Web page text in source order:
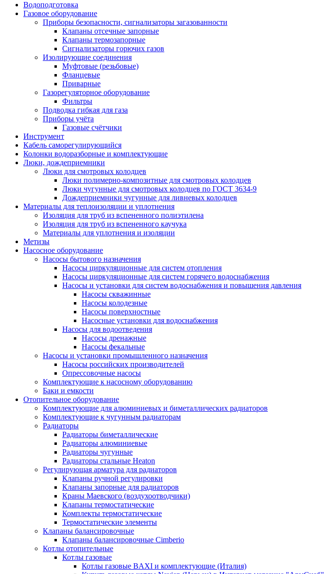
Водоподготовка
Газовое оборудование
Приборы безопасности, сигнализаторы загазованности
Клапаны отсечные запорные
Клапаны термозапорные
Сигнализаторы горючих газов
Изолирующие соединения
Муфтовые (резьбовые)
Фланцевые
Приварные
Газорегуляторное оборудование
Фильтры
Подводка гибкая для газа
Приборы учёта
Газовые счётчики
Инструмент
Кабель саморегулирующийся
Колонки водоразборные и комплектующие
Люки, дождеприемники
Люки для смотровых колодцев
Люки полимерно-композитные для смотровых колодцев
Люки чугунные для смотровых колодцев по ГОСТ 3634-9
Дождеприемники чугунные для ливневых колодцев
Материалы для теплоизоляции и уплотнения
Изоляция для труб из вспененного полиэтилена
Изоляция для труб из вспененного каучука
Материалы для уплотнения и изоляции
Метизы
Насосное оборудование
Насосы бытового назначения
Насосы циркуляционные для систем отопления
Насосы циркуляционные для систем горячего водоснабжения
Насосы и установки для систем водоснабжения и повышения давления
Насосы скважинные
Насосы колодезные
Насосы поверхностные
Насосные установки для водоснабжения
Насосы для водоотведения
Насосы дренажные
Насосы фекальные
Насосы и установки промышленного назначения
Насосы российских производителей
Опрессовочные насосы
Комплектующие к насосному оборудованию
Баки и емкости
Отопительное оборудование
Комплектующие для алюминиевых и биметаллических радиаторов
Комплектующие к чугунным радиаторам
Радиаторы
Радиаторы биметаллические
Радиаторы алюминиевые
Радиаторы чугунные
Радиаторы стальные Heaton
Регулирующая арматура для радиаторов
Клапаны ручной регулировки
Клапаны запорные для радиаторов
Краны Маевского (воздухоотводчики)
Клапаны термостатические
Комплекты термостатические
Термостатические элементы
Клапаны балансировочные
Клапаны балансировочные Cimberio
Котлы отопительные
Котлы газовые
Котлы газовые BAXI и комплектующие (Италия)